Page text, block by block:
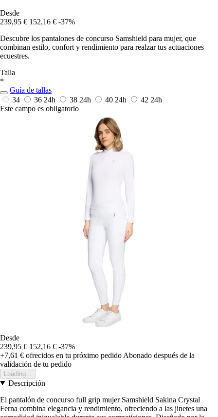
Desde
239,95 € 152,16 € -37%
Descubre los pantalones de concurso Samshield para mujer, que
combinan estilo, confort y rendimiento para realzar tus actuaciones
ecuestres.
Talla
*
Guía de tallas
34
36 24h 38 24h 40 24h 42 24h
Este campo es obligatorio
Desde
239,95 € 152,16 € -37%
+7,61 € ofrecidos en tu próximo pedido Abonado después de la
validación de tu pedido
Loading...
Descripción
El pantalón de concurso full grip mujer Samshield Sakina Crystal
Ferna combina elegancia y rendimiento, ofreciendo a las jinetes una